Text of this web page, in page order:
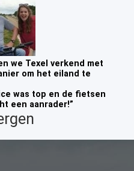
we Texel verkend met
om het eiland te
was top en de fietsen
een aanrader!”